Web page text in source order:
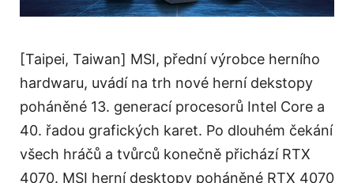
[Taipei, Taiwan] MSI, přední výrobce herního
hardwaru, uvádí na trh nové herní dekstopy
poháněné 13. generací procesorů Intel Core a
40. řadou grafických karet. Po dlouhém čekání
všech hráčů a tvůrců konečně přichází RTX
4070. MSI herní desktopy poháněné RTX 4070